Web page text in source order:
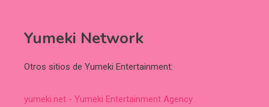
Yumeki Network
Otros sitios de Yumeki Entertainment:
yumeki.net - Yumeki Entertainment Agency